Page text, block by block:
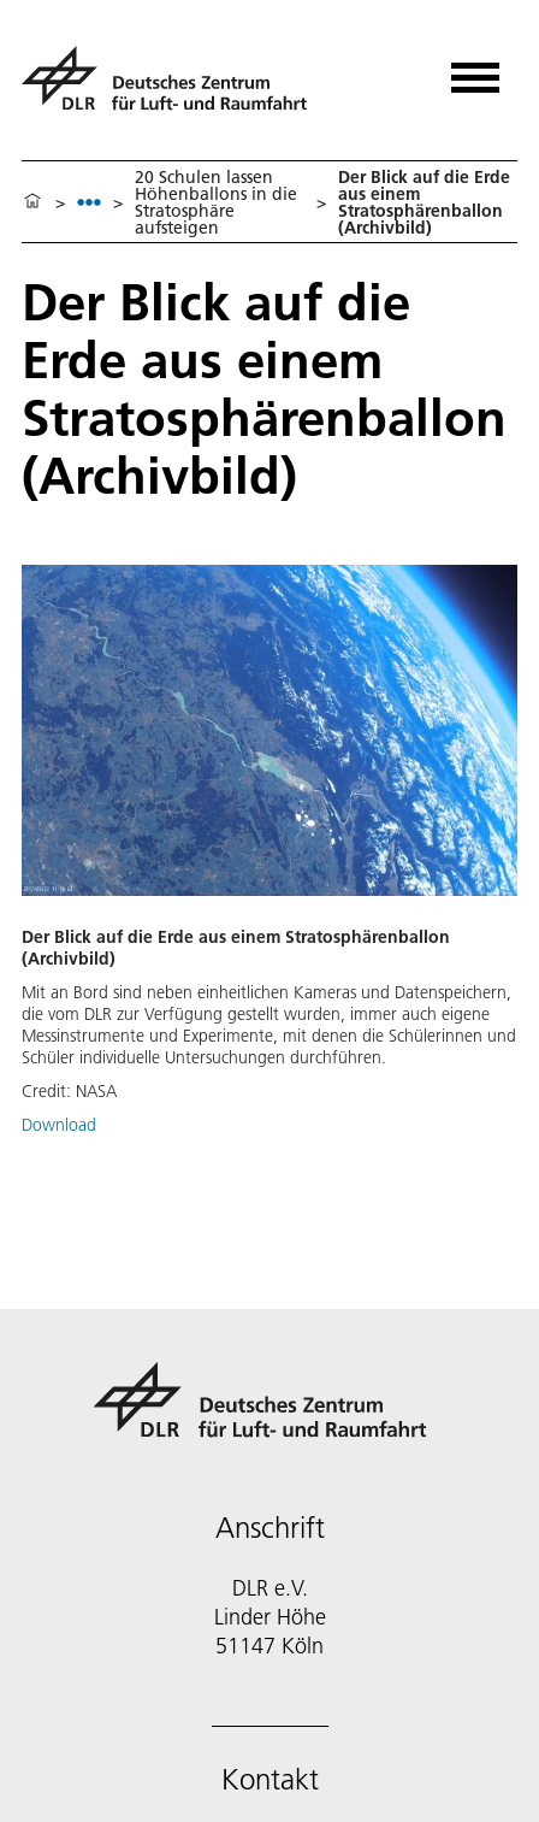
> >
20 Schulen lassen
Höhenballons in die
Stratosphäre
aufsteigen
>
Der Blick auf die Erde
aus einem
Stratosphärenballon
(Archivbild)
Der Blick auf die
Erde aus einem
Stratosphärenballon
(Archivbild)
Der Blick auf die Erde aus einem Stratosphärenballon
(Archivbild)
Mit an Bord sind neben einheitlichen Kameras und Datenspeichern,
die vom DLR zur Verfügung gestellt wurden, immer auch eigene
Messinstrumente und Experimente, mit denen die Schülerinnen und
Schüler individuelle Untersuchungen durchführen.
Credit: NASA
Download
Anschrift
DLR e.V.
Linder Höhe
51147 Köln
Kontakt